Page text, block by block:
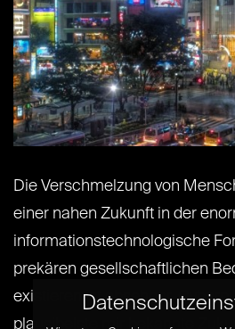
Die Verschmelzung von
einer nahen Zukunft in der
informationstechnologische
prekären gesellschaftlichen
existieren ist absehbar.
plausibelste mir bekannte